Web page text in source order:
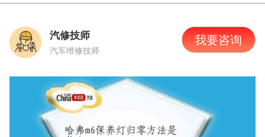
汽修技师
汽车维修技师
我要咨询